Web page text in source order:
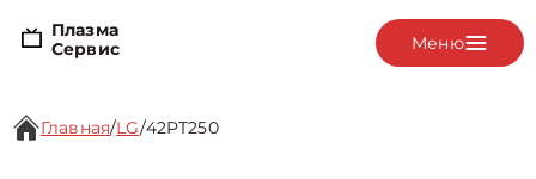
Плазма
Сервис
Меню
Главная/LG/42PT250